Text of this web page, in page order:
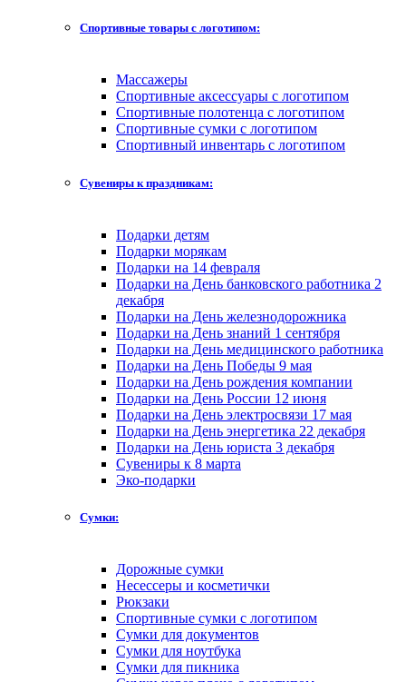
Спортивные товары с логотипом:
Массажеры
Спортивные аксессуары с логотипом
Спортивные полотенца с логотипом
Спортивные сумки с логотипом
Спортивный инвентарь с логотипом
Сувениры к праздникам:
Подарки детям
Подарки морякам
Подарки на 14 февраля
Подарки на День банковского работника 2
декабря
Подарки на День железнодорожника
Подарки на День знаний 1 сентября
Подарки на День медицинского работника
Подарки на День Победы 9 мая
Подарки на День рождения компании
Подарки на День России 12 июня
Подарки на День электросвязи 17 мая
Подарки на День энергетика 22 декабря
Подарки на День юриста 3 декабря
Сувениры к 8 марта
Эко-подарки
Сумки:
Дорожные сумки
Несессеры и косметички
Рюкзаки
Спортивные сумки с логотипом
Сумки для документов
Сумки для ноутбука
Сумки для пикника